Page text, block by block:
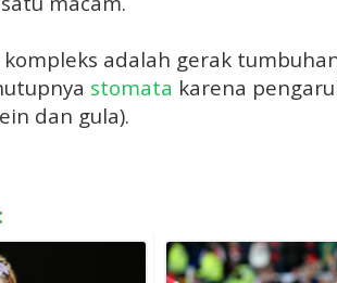
adalah gerak
stomata karena
dan gula).